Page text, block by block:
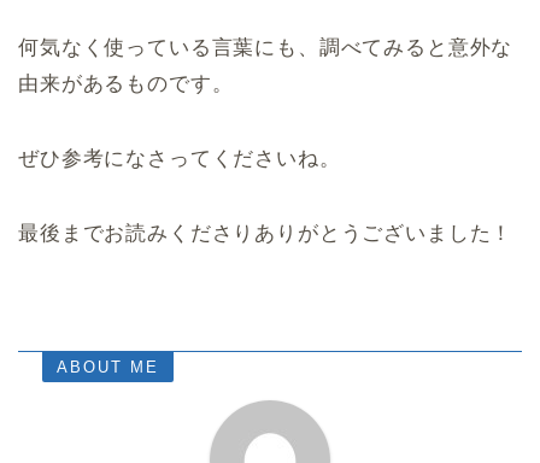
何気なく使っている言葉にも、調べてみると意外な
由来があるものです。
ぜひ参考になさってくださいね。
最後までお読みくださりありがとうございました！
ABOUT ME